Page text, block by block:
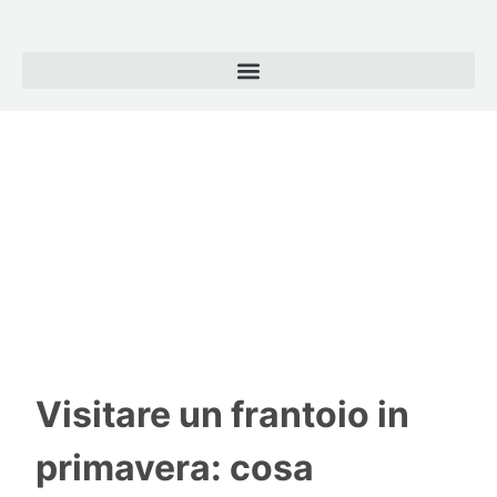
Visitare un frantoio in
primavera: cosa